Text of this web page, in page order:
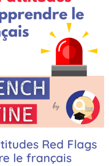
Red Flags
le français